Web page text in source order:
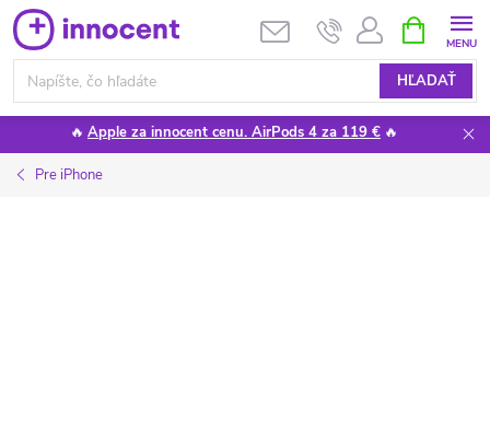
Prejsť
na
obsah
HĽADAŤ
KOŠÍK
🔥 Apple za innocent cenu. AirPods 4 za 119 € 🔥
Pre iPhone